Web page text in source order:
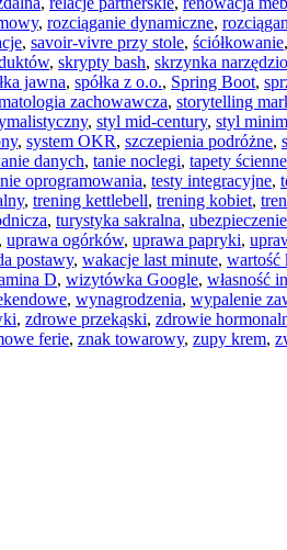
, rozciąganie dynamiczne,
, savoir-vivre przy stole, ściółkowanie,
, skrypty bash, skrzynka
jawna, spółka z o.o., Spring Boot,
zachowawcza, storytelling
, styl mid-century, styl
, system OKR, szczepienia podróżne,
danych, tanie noclegi, tapety ścienne
oprogramowania, testy integracyjne,
, trening kettlebell, trening kobiet,
, turystyka sakralna,
, uprawa ogórków, uprawa papryki,
postawy, wakacje last minute, wartość
D, wizytówka Google, własność
, wynagrodzenia, wypalenie
, zdrowe przekąski, zdrowie
ferie, znak towarowy, zupy krem,